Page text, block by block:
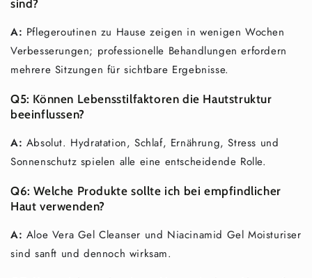
sind?
A: Pflegeroutinen zu Hause zeigen in wenigen Wochen
Verbesserungen; professionelle Behandlungen erfordern
mehrere Sitzungen für sichtbare Ergebnisse.
Q5: Können Lebensstilfaktoren die Hautstruktur
beeinflussen?
A: Absolut. Hydratation, Schlaf, Ernährung, Stress und
Sonnenschutz spielen alle eine entscheidende Rolle.
Q6: Welche Produkte sollte ich bei empfindlicher
Haut verwenden?
A: Aloe Vera Gel Cleanser und Niacinamid Gel Moisturiser
sind sanft und dennoch wirksam.